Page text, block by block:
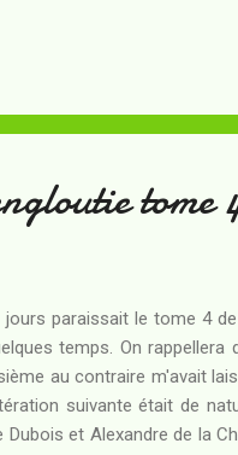
jours après leur arrivée !
presque de l'oeuvre de
tome
jours paraissait le tome 4
temps. On
au contraire m'avait
suivante était de
Dubois et Alexandre de la